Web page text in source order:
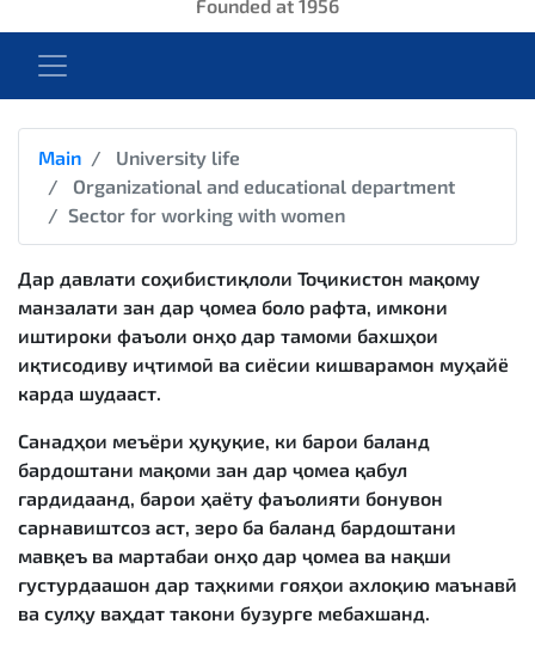
Founded at 1956
Main
University life
Organizational and educational department
Sector for working with women
Дар давлати соҳибистиқлоли Тоҷикистон мақому
манзалати зан дар ҷомеа боло рафта, имкони
иштироки фаъоли онҳо дар тамоми бахшҳои
иқтисодиву иҷтимоӣ ва сиёсии кишварамон муҳайё
карда шудааст.
Санадҳои меъёри ҳуқуқие, ки барои баланд
бардоштани мақоми зан дар ҷомеа қабул
гардидаанд, барои ҳаёту фаъолияти бонувон
сарнавиштсоз аст, зеро ба баланд бардоштани
мавқеъ ва мартабаи онҳо дар ҷомеа ва нақши
густурдаашон дар таҳкими ғояҳои ахлоқию маънавӣ
ва сулҳу ваҳдат такони бузурге мебахшанд.